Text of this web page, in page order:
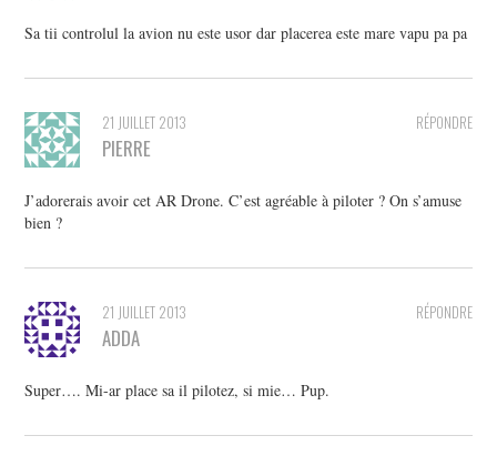
Sa tii controlul la avion nu este usor dar placerea este mare vapu pa pa
RÉPONDRE
21 JUILLET 2013
PIERRE
J’adorerais avoir cet AR Drone. C’est agréable à piloter ? On s’amuse
bien ?
RÉPONDRE
21 JUILLET 2013
ADDA
Super…. Mi-ar place sa il pilotez, si mie… Pup.